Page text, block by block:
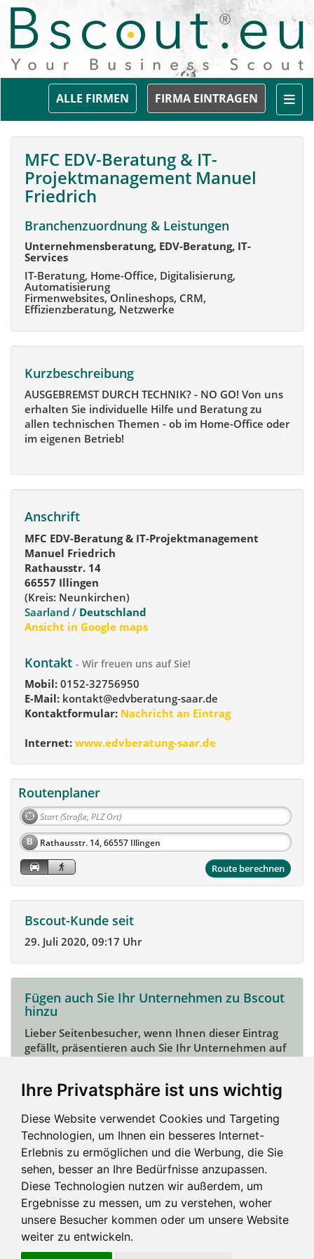
Ihre Privatsphäre ist uns wichtig
Diese Website verwendet Cookies und Targeting
Technologien, um Ihnen ein besseres Internet-
Erlebnis zu ermöglichen und die Werbung, die Sie
sehen, besser an Ihre Bedürfnisse anzupassen.
Diese Technologien nutzen wir außerdem, um
Ergebnisse zu messen, um zu verstehen, woher
unsere Besucher kommen oder um unsere Website
weiter zu entwickeln.
FIRMA EINTRAGEN
ALLE FIRMEN
MFC EDV-Beratung & IT-
Projektmanagement Manuel
Friedrich
Branchenzuordnung & Leistungen
Unternehmensberatung, EDV-Beratung, IT-
Services
IT-Beratung, Home-Office, Digitalisierung,
Automatisierung
Firmenwebsites, Onlineshops, CRM,
Effizienzberatung, Netzwerke
Kurzbeschreibung
AUSGEBREMST DURCH TECHNIK? - NO GO! Von uns
erhalten Sie individuelle Hilfe und Beratung zu
allen technischen Themen - ob im Home-Office oder
im eigenen Betrieb!
Anschrift
MFC EDV-Beratung & IT-Projektmanagement
Manuel Friedrich
Rathausstr. 14
66557 Illingen
(Kreis: Neunkirchen)
Saarland / Deutschland
Ansicht in Google maps
Kontakt - Wir freuen uns auf Sie!
Mobil: 0152-32756950
E-Mail: kontakt@edvberatung-saar.de
Kontaktformular: Nachricht an Eintrag
Internet: www.edvberatung-saar.de
Routenplaner
B
Route berechnen
Bscout-Kunde seit
29. Juli 2020, 09:17 Uhr
Fügen auch Sie Ihr Unternehmen zu Bscout
hinzu
Lieber Seitenbesucher, wenn Ihnen dieser Eintrag
gefällt, präsentieren auch Sie Ihr Unternehmen auf
Mein Unternehmen hinzufügen